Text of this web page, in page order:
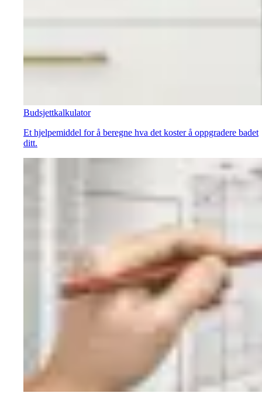
Budsjettkalkulator
Et hjelpemiddel for å beregne hva det koster å oppgradere badet
ditt.